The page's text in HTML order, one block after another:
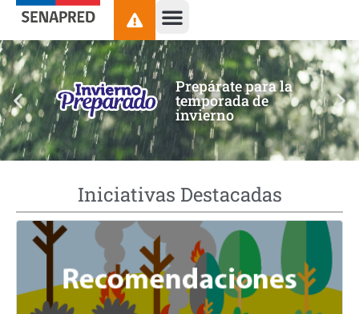
contenido
Prepárate para la
temporada de
invierno
Iniciativas Destacadas